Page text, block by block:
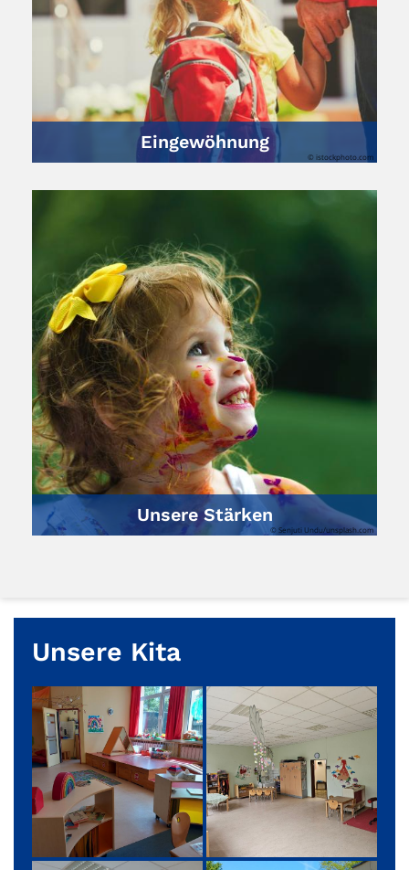
Eingewöhnung
© istockphoto.com
Unsere Stärken
© Senjuti Undu/unsplash.com
Unsere Kita